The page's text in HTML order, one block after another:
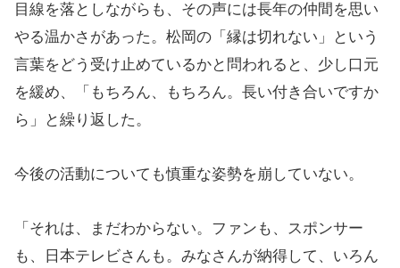
目線を落としながらも、その声には長年の仲間を思い
やる温かさがあった。松岡の「縁は切れない」という
言葉をどう受け止めているかと問われると、少し口元
を緩め、「もちろん、もちろん。長い付き合いですか
ら」と繰り返した。
今後の活動についても慎重な姿勢を崩していない。
「それは、まだわからない。ファンも、スポンサー
も、日本テレビさんも。みなさんが納得して、いろん